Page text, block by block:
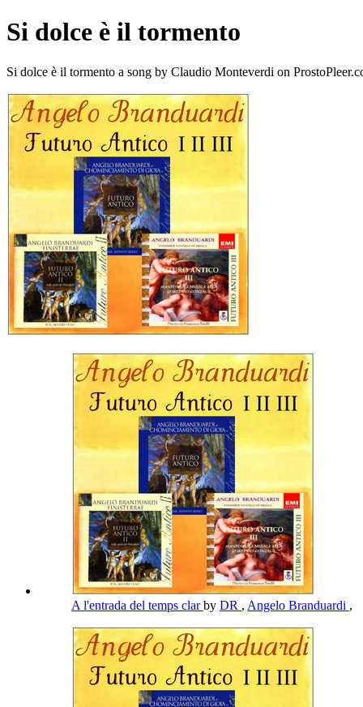
Si dolce è il tormento
Si dolce è il tormento a song by Claudio Monteverdi on
A l'entrada del temps clarby DR , Angelo Branduardi ,